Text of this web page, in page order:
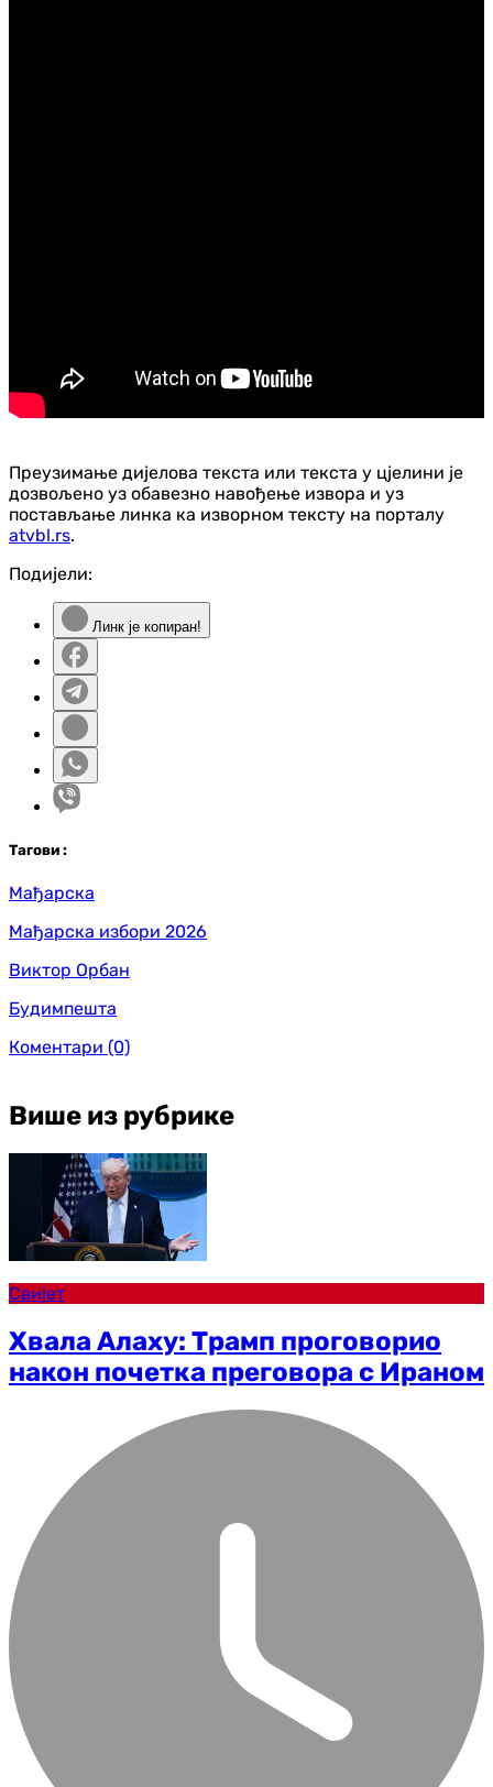
Преузимање дијелова текста или текста у цјелини је
дозвољено уз обавезно навођење извора и уз
постављање линка ка изворном тексту на порталу
atvbl.rs.
Подијели:
Линк је копиран!
Тагови :
Мађарска
Мађарска избори 2026
Виктор Орбан
Будимпешта
Коментари (0)
Више из рубрике
Свијет
Хвала Алаху: Трамп проговорио
након почетка преговора с Ираном